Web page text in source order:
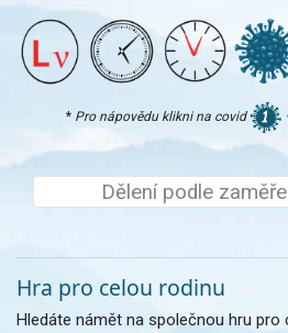
* Pro nápovědu klikni na covid
Dělení podle
Hra pro celou rodinu
Hledáte námět na společnou hru pro